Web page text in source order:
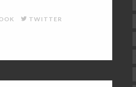
TWITTER